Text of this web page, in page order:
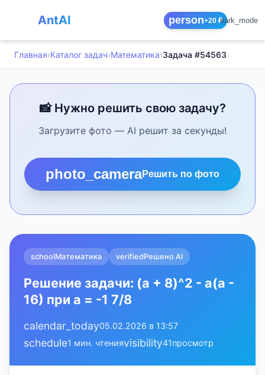
AntAI person+20 ₽dark_mode
Главная›Каталог задач›Математика›Задача #54563
📸 Нужно решить свою задачу?
Загрузите фото — AI решит за секунды!
photo_cameraРешить по фото
schoolМатематика verifiedРешено AI
Решение задачи: (a + 8)^2 - a(a -
16) при a = -1 7/8
calendar_today05.02.2026 в 13:57
schedule1 мин. чтенияvisibility41просмотр